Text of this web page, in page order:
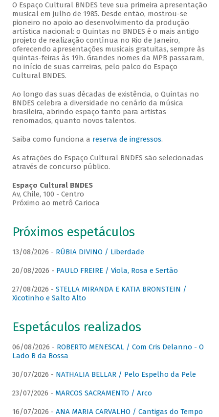
O Espaço Cultural BNDES teve sua primeira apresentação
musical em julho de 1985. Desde então, mostrou-se
pioneiro no apoio ao desenvolvimento da produção
artística nacional: o Quintas no BNDES é o mais antigo
projeto de realização contínua no Rio de Janeiro,
oferecendo apresentações musicais gratuitas, sempre às
quintas-feiras às 19h. Grandes nomes da MPB passaram,
no início de suas carreiras, pelo palco do Espaço
Cultural BNDES.
Ao longo das suas décadas de existência, o Quintas no
BNDES celebra a diversidade no cenário da música
brasileira, abrindo espaço tanto para artistas
renomados, quanto novos talentos.
Saiba como funciona a reserva de ingressos.
As atrações do Espaço Cultural BNDES são selecionadas
através de concurso público.
Espaço Cultural BNDES
Av, Chile, 100 - Centro
Próximo ao metrô Carioca
Próximos espetáculos
13/08/2026 - RÚBIA DIVINO / Liberdade
20/08/2026 - PAULO FREIRE / Viola, Rosa e Sertão
27/08/2026 - STELLA MIRANDA E KATIA BRONSTEIN /
Xicotinho e Salto Alto
Espetáculos realizados
06/08/2026 - ROBERTO MENESCAL / Com Cris Delanno - O
Lado B da Bossa
30/07/2026 - NATHALIA BELLAR / Pelo Espelho da Pele
23/07/2026 - MARCOS SACRAMENTO / Arco
16/07/2026 - ANA MARIA CARVALHO / Cantigas do Tempo